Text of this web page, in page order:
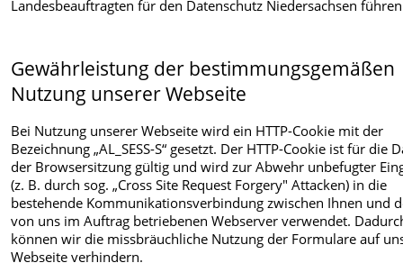
Landesbeauftragten für den Datenschutz Niedersachsen
Gewährleistung der bestimmungsgemäßen
Nutzung unserer Webseite
Bei Nutzung unserer Webseite wird ein HTTP-Cookie mit der
Bezeichnung „AL_SESS-S“ gesetzt. Der HTTP-Cookie ist für die
der Browsersitzung gültig und wird zur Abwehr unbefugter
(z. B. durch sog. „Cross Site Request Forgery" Attacken) in die
bestehende Kommunikationsverbindung zwischen Ihnen und
von uns im Auftrag betriebenen Webserver verwendet.
können wir die missbräuchliche Nutzung der Formulare auf
Webseite verhindern.